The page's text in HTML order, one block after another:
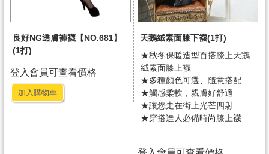
良好NG透膚褲襪【NO.681】
(1打)
登入會員可查看價格
加入購物車
天鵝絨素面膝下襪(1打)
★秋冬保暖造型百搭膝上天鵝
絨素面膝上襪
★多種顏色可選、隨意搭配
★觸感柔軟，親膚好舒適
★讓您走在街上光芒四射
★穿搭達人必備時尚膝上襪